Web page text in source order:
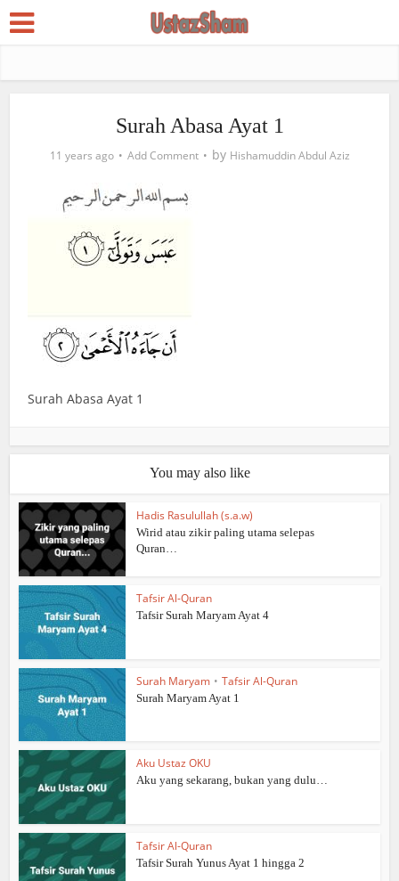
Surah Abasa Ayat 1
11 years ago Add Comment by Hishamuddin Abdul Aziz
Surah Abasa Ayat 1
You may also like
Hadis Rasulullah (s.a.w)
Wirid atau zikir paling utama selepas
Quran…
Tafsir Al-Quran
Tafsir Surah Maryam Ayat 4
Surah Maryam • Tafsir Al-Quran
Surah Maryam Ayat 1
Aku Ustaz OKU
Aku yang sekarang, bukan yang dulu…
Tafsir Al-Quran
Tafsir Surah Yunus Ayat 1 hingga 2